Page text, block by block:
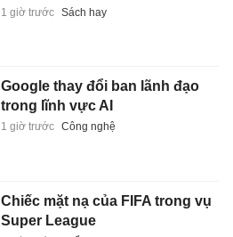
1 giờ trước Sách hay
Google thay đổi ban lãnh đạo
trong lĩnh vực AI
1 giờ trước Công nghệ
Chiếc mặt nạ của FIFA trong vụ
Super League